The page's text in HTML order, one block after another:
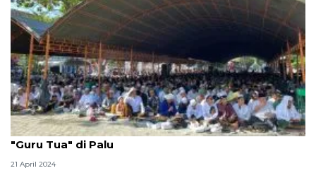
Ribuan umat Islam hadiri Haul Pendiri Alkhairaat
"Guru Tua" di Palu
21 April 2024